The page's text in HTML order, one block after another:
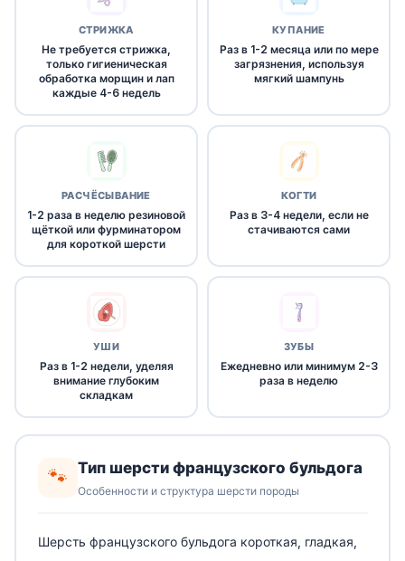
СТРИЖКА
Не требуется стрижка,
только гигиеническая
обработка морщин и лап
каждые 4-6 недель
КУПАНИЕ
Раз в 1-2 месяца или по мере
загрязнения, используя
мягкий шампунь
РАСЧЁСЫВАНИЕ
1-2 раза в неделю резиновой
щёткой или фурминатором
для короткой шерсти
КОГТИ
Раз в 3-4 недели, если не
стачиваются сами
УШИ
Раз в 1-2 недели, уделяя
внимание глубоким
складкам
ЗУБЫ
Ежедневно или минимум 2-3
раза в неделю
🐾 Тип шерсти французского бульдога
Особенности и структура шерсти породы
Шерсть французского бульдога короткая, гладкая,